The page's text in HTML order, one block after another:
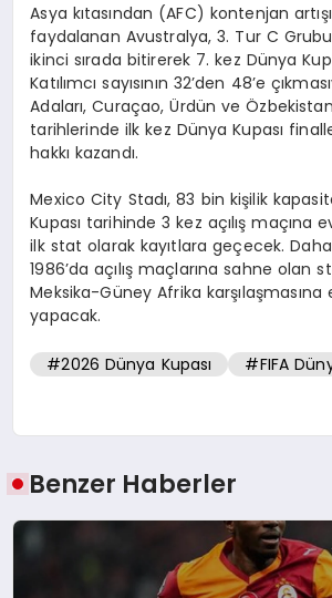
Asya kıtasından (AFC) kontenjan
faydalanan Avustralya, 3. Tur C
ikinci sırada bitirerek 7. kez Dünya
Katılımcı sayısının 32’den 48’e
Adaları, Curaçao, Ürdün ve
tarihlerinde ilk kez Dünya Kupası
hakkı kazandı.
Mexico City Stadı, 83 bin kişilik
Kupası tarihinde 3 kez açılış maçına
ilk stat olarak kayıtlara geçecek.
1986’da açılış maçlarına sahne olan
Meksika-Güney Afrika karşılaşmasına
yapacak.
#2026 Dünya Kupası #FIFA
Benzer Haberler